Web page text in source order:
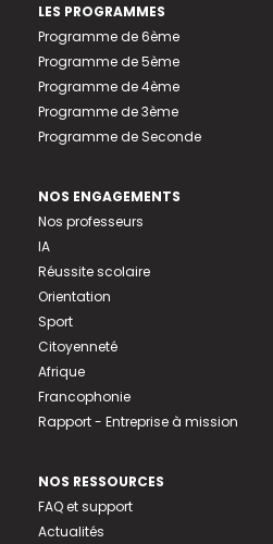
LES PROGRAMMES
Programme de 6ème
Programme de 5ème
Programme de 4ème
Programme de 3ème
Programme de Seconde
NOS ENGAGEMENTS
Nos professeurs
IA
Réussite scolaire
Orientation
Sport
Citoyenneté
Afrique
Francophonie
Rapport - Entreprise à mission
NOS RESSOURCES
FAQ et support
Actualités